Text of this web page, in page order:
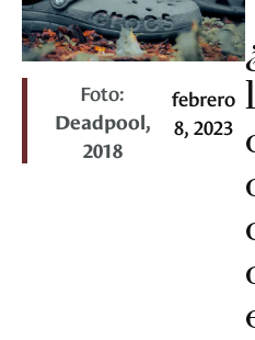
Foto:
Deadpool,
2018
febrero
8, 2023